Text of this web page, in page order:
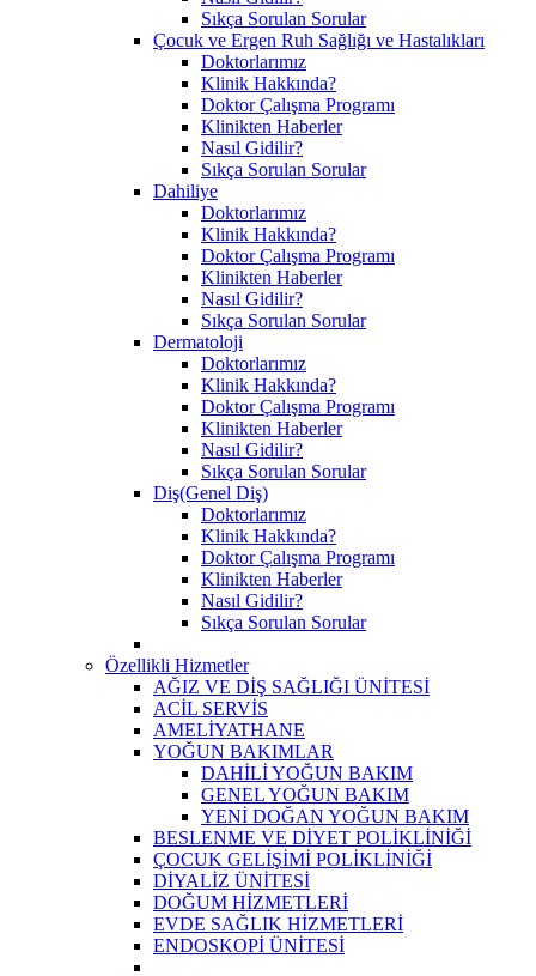
Sıkça Sorulan Sorular
Çocuk ve Ergen Ruh Sağlığı ve Hastalıkları
Doktorlarımız
Klinik Hakkında?
Doktor Çalışma Programı
Klinikten Haberler
Nasıl Gidilir?
Sıkça Sorulan Sorular
Dahiliye
Doktorlarımız
Klinik Hakkında?
Doktor Çalışma Programı
Klinikten Haberler
Nasıl Gidilir?
Sıkça Sorulan Sorular
Dermatoloji
Doktorlarımız
Klinik Hakkında?
Doktor Çalışma Programı
Klinikten Haberler
Nasıl Gidilir?
Sıkça Sorulan Sorular
Diş(Genel Diş)
Doktorlarımız
Klinik Hakkında?
Doktor Çalışma Programı
Klinikten Haberler
Nasıl Gidilir?
Sıkça Sorulan Sorular
Özellikli Hizmetler
AĞIZ VE DİŞ SAĞLIĞI ÜNİTESİ
ACİL SERVİS
AMELİYATHANE
YOĞUN BAKIMLAR
DAHİLİ YOĞUN BAKIM
GENEL YOĞUN BAKIM
YENİ DOĞAN YOĞUN BAKIM
BESLENME VE DİYET POLİKLİNİĞİ
ÇOCUK GELİŞİMİ POLİKLİNİĞİ
DİYALİZ ÜNİTESİ
DOĞUM HİZMETLERİ
EVDE SAĞLIK HİZMETLERİ
ENDOSKOPİ ÜNİTESİ